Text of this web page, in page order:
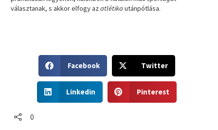
választanak, s akkor elfogy azatlétikautánpótlása.
h
a
r
Facebook
h
a
Twitter
h
a
Linkedin
h
a
Pinterest
0